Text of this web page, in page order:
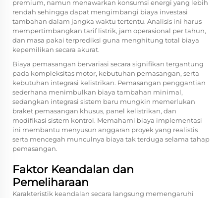
premium, namun menawarkan konsumsi energi yang lebih
rendah sehingga dapat mengimbangi biaya investasi
tambahan dalam jangka waktu tertentu. Analisis ini harus
mempertimbangkan tarif listrik, jam operasional per tahun,
dan masa pakai terprediksi guna menghitung total biaya
kepemilikan secara akurat.
Biaya pemasangan bervariasi secara signifikan tergantung
pada kompleksitas motor, kebutuhan pemasangan, serta
kebutuhan integrasi kelistrikan. Pemasangan penggantian
sederhana menimbulkan biaya tambahan minimal,
sedangkan integrasi sistem baru mungkin memerlukan
braket pemasangan khusus, panel kelistrikan, dan
modifikasi sistem kontrol. Memahami biaya implementasi
ini membantu menyusun anggaran proyek yang realistis
serta mencegah munculnya biaya tak terduga selama tahap
pemasangan.
Faktor Keandalan dan
Pemeliharaan
Karakteristik keandalan secara langsung memengaruhi